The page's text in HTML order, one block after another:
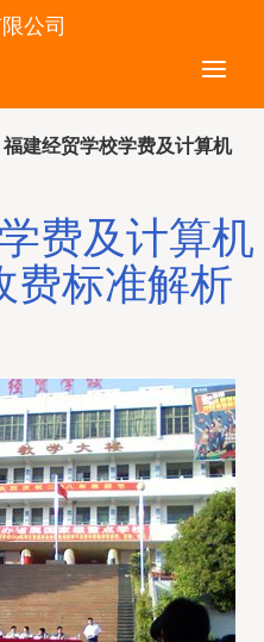
公司
福建经贸学校学费及计算机
费及计算机
费标准解析